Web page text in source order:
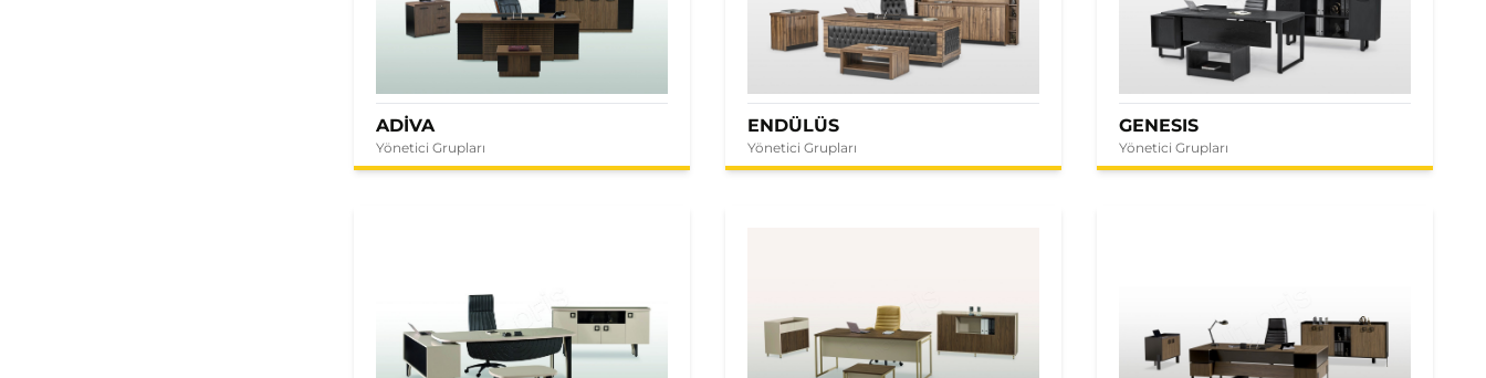
ADİVA
Yönetici Grupları
ENDÜLÜS
Yönetici Grupları
GENESIS
Yönetici Grupları